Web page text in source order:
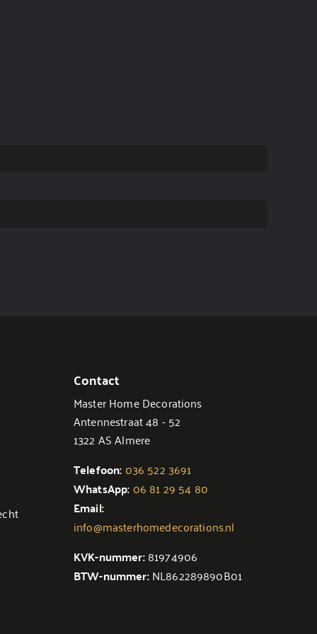
Contact
Master Home Decorations
Antennestraat 48 - 52
1322 AS Almere
Telefoon: 036 522 3691
WhatsApp: 06 81 29 54 80
Email:
info@masterhomedecorations.nl
KVK-nummer:81974906
BTW-nummer:NL862289890B01